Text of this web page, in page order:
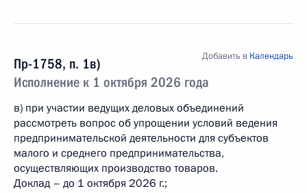
Пр-1758, п. 1в)
Исполнение к 1 октября 2026 года
Добавить в Календарь
в) при участии ведущих деловых объединений
рассмотреть вопрос об упрощении условий ведения
предпринимательской деятельности для субъектов
малого и среднего предпринимательства,
осуществляющих производство товаров.
Доклад – до 1 октября 2026 г.;